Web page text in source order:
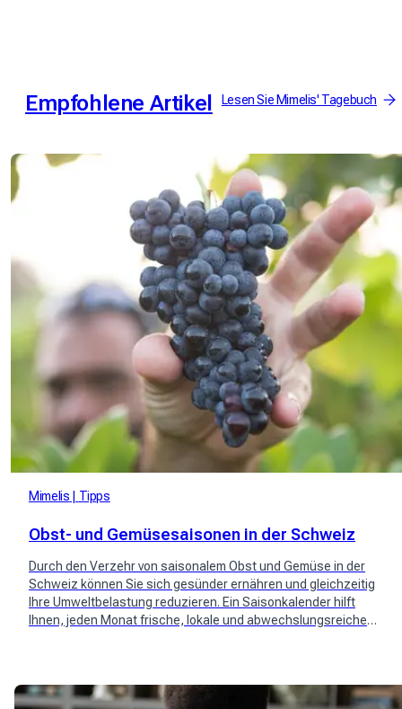
Empfohlene Artikel Lesen Sie Mimelis' Tagebuch
Mimelis Tipps
Obst- und Gemüsesaisonen in der Schweiz
Durch den Verzehr von saisonalem Obst und Gemüse in der
Schweiz können Sie sich gesünder ernähren und gleichzeitig
Ihre Umweltbelastung reduzieren. Ein Saisonkalender hilft
Ihnen, jeden Monat frische, lokale und abwechslungsreiche